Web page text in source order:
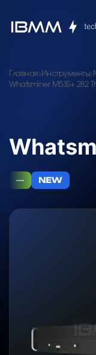
Главная Инструменты
Whatsminer M53S+ 282
— NEW